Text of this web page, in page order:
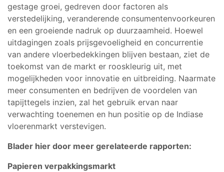
gestage groei, gedreven door factoren als
verstedelijking, veranderende consumentenvoorkeuren
en een groeiende nadruk op duurzaamheid. Hoewel
uitdagingen zoals prijsgevoeligheid en concurrentie
van andere vloerbedekkingen blijven bestaan, ziet de
toekomst van de markt er rooskleurig uit, met
mogelijkheden voor innovatie en uitbreiding. Naarmate
meer consumenten en bedrijven de voordelen van
tapijttegels inzien, zal het gebruik ervan naar
verwachting toenemen en hun positie op de Indiase
vloerenmarkt verstevigen.
Blader hier door meer gerelateerde rapporten:
Papieren verpakkingsmarkt